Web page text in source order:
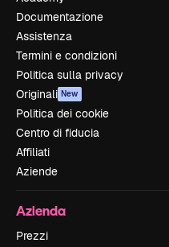
Documentazione
Assistenza
Termini e condizioni
Politica sulla privacy
Originali New
Politica dei cookie
Centro di fiducia
Affiliati
Aziende
Azienda
Prezzi